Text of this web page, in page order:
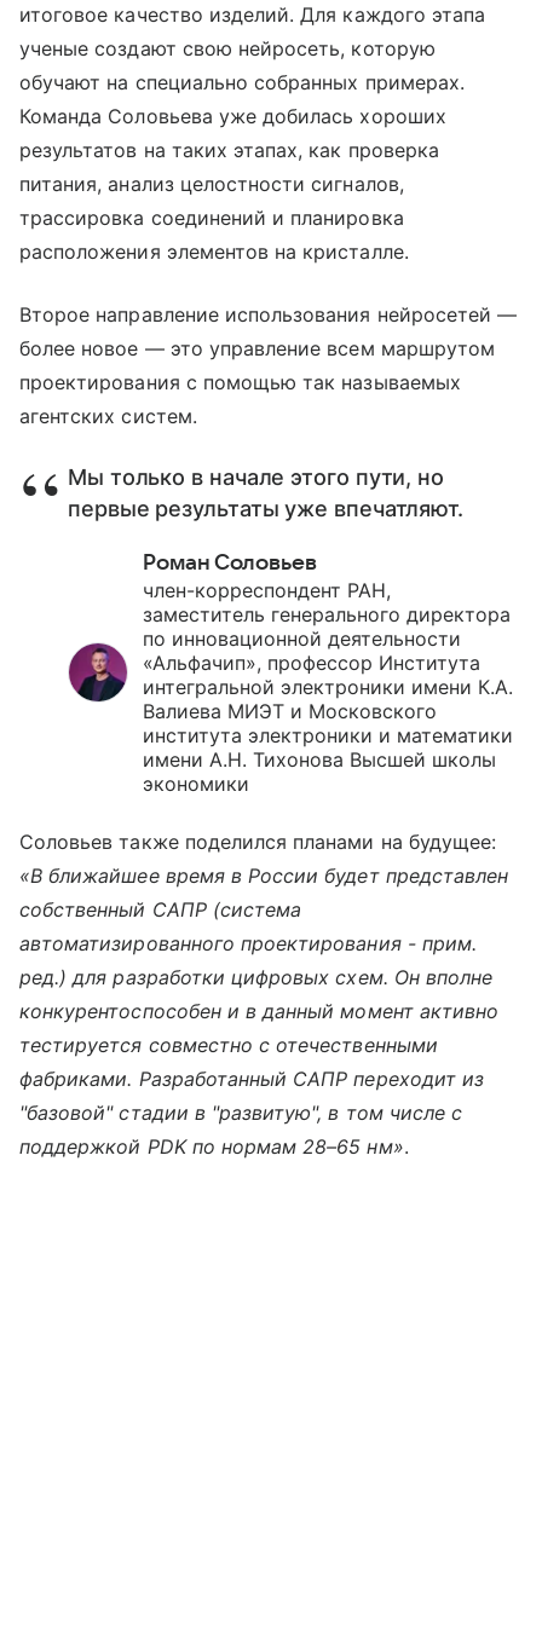
итоговое качество изделий. Для каждого этапа
ученые создают свою нейросеть, которую
обучают на специально собранных примерах.
Команда Соловьева уже добилась хороших
результатов на таких этапах, как проверка
питания, анализ целостности сигналов,
трассировка соединений и планировка
расположения элементов на кристалле.
Второе направление использования нейросетей —
более новое — это управление всем маршрутом
проектирования с помощью так называемых
агентских систем.
Мы только в начале этого пути, но
первые результаты уже впечатляют.
Роман Соловьев
член-корреспондент РАН,
заместитель генерального директора
по инновационной деятельности
«Альфачип», профессор Института
интегральной электроники имени К.А.
Валиева МИЭТ и Московского
института электроники и математики
имени А.Н. Тихонова Высшей школы
экономики
Соловьев также поделился планами на будущее:
«В ближайшее время в России будет представлен
собственный САПР (система
автоматизированного проектирования - прим.
ред.) для разработки цифровых схем. Он вполне
конкурентоспособен и в данный момент активно
тестируется совместно с отечественными
фабриками. Разработанный САПР переходит из
"базовой" стадии в "развитую", в том числе с
поддержкой PDK по нормам 28–65 нм».